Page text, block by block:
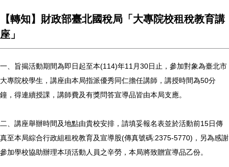
【轉知】財政部臺北國稅局「大專院校租稅教育講
座」
一、旨揭活動期間為即日起至本(114)年11月30日止，參加對象為臺北市
大專院校學生，講座由本局指派優秀同仁擔任講師，講授時間為50分
鐘，得連續授課，講師費及有獎問答宣導品皆由本局支應。
二、講座舉辦時間及地點由貴校安排，請填妥報名表並於活動前15日傳
真至本局綜合行政組租稅教育及宣導股(傳真號碼:2375-5770)，另為感謝
參加學校協助辦理本項活動人員之辛勞，本局將致贈宣導品乙份。